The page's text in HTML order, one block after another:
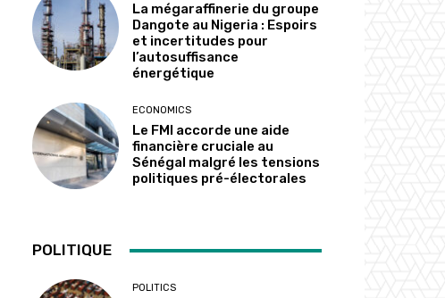
La mégaraffinerie du groupe
Dangote au Nigeria : Espoirs
et incertitudes pour
l’autosuffisance
énergétique
ECONOMICS
Le FMI accorde une aide
financière cruciale au
Sénégal malgré les tensions
politiques pré-électorales
POLITIQUE
POLITICS